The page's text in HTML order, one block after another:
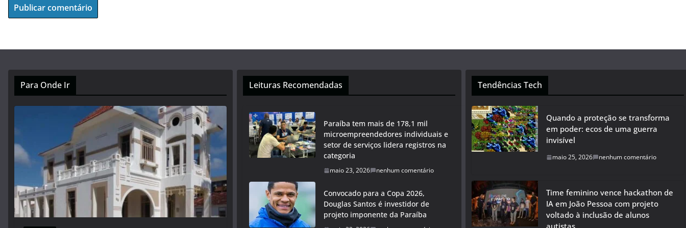
Para Onde Ir Leituras Recomendadas
Paraíba tem mais de 178,1 mil
microempreendedores individuais e
setor de serviços lidera registros na
categoria
maio 23, 2026 nenhum comentário
Convocado para a Copa 2026,
Douglas Santos é investidor de
projeto imponente da Paraíba
Tendências Tech
Quando a proteção se transforma
em poder: ecos de uma guerra
invisível
maio 25, 2026 nenhum comentário
Time feminino vence hackathon de
IA em João Pessoa com projeto
voltado à inclusão de alunos
autistas